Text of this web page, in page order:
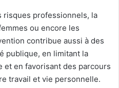
risques professionnels, la
ou encore les
contribue aussi à des
publique, en limitant la
en favorisant des parcours
travail et vie personnelle.